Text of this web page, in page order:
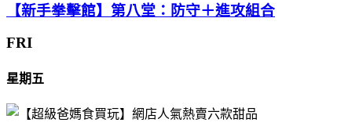
【新手拳擊館】第八堂：防守＋進攻組合
FRI
星期五